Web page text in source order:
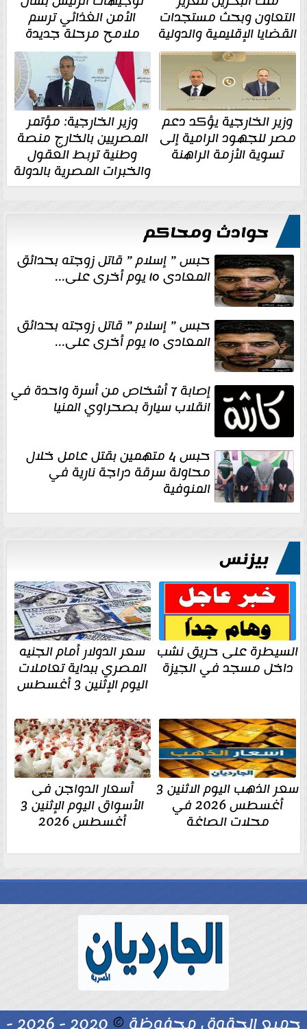
التعاون وبحث مستجدات
القضايا الإقليمية والدولية
الأمن الغذائي ترسم
ملامح مرحلة جديدة
وزير الخارجية يؤكد دعم
مصر للجهود الرامية إلى
تسوية الأزمة الراهنة
وزير الخارجية: مؤتمر
المصريين بالخارج منصة
وطنية تربط العقول
والخبرات المصرية بالدولة
حوادث ومحاكم
حبس ” إسلام ” قاتل زوجته بحدائق
المعادى ١٥ يوم أخرى على...
حبس ” إسلام ” قاتل زوجته بحدائق
المعادى ١٥ يوم أخرى على...
إصابة 7 أشخاص من أسرة واحدة في
انقلاب سيارة بصحراوي المنيا
حبس 4 متهمين بقتل عامل خلال
محاولة سرقة دراجة نارية في
المنوفية
بيزنس
السيطرة على حريق نشب
داخل مسجد في الجيزة
سعر الدولار أمام الجنيه
المصري ببداية تعاملات
اليوم الإثنين 3 أغسطس
سعر الذهب اليوم الاثنين 3
أغسطس 2026 في
محلات الصاغة
أسعار الدواجن فى
الأسواق اليوم الإثنين 3
أغسطس 2026